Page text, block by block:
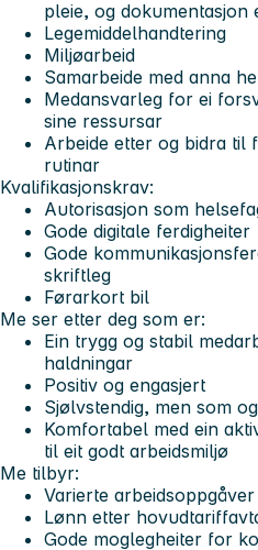
pleie, og dokumentasjon
Legemiddelhandtering
Miljøarbeid
Samarbeide med anna
Medansvarleg for ei
sine ressursar
Arbeide etter og bidra til
rutinar
Kvalifikasjonskrav:
Autorisasjon som
Gode digitale ferdigheiter
Gode
skriftleg
Førarkort bil
Me ser etter deg som er:
Ein trygg og stabil
haldningar
Positiv og engasjert
Sjølvstendig, men som
Komfortabel med ein
til eit godt arbeidsmiljø
Me tilbyr:
Varierte arbeidsoppgåver
Lønn etter
Gode moglegheiter for